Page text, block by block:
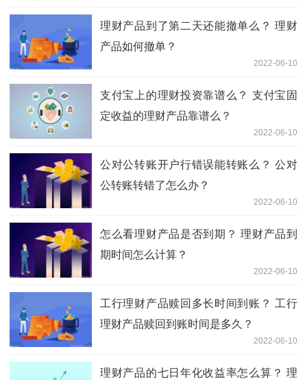
理财产品到了第二天还能撤单么？ 理财
产品如何撤单？
2022-06-10
支付宝上的理财投资靠谱么？ 支付宝固
定收益的理财产品靠谱么？
2022-06-10
公对公转账开户行错误能转账么？ 公对
公转账转错了怎么办？
2022-06-10
怎么看理财产品是否到期？ 理财产品到
期时间怎么计算？
2022-06-10
工行理财产品赎回多长时间到账？ 工行
理财产品赎回到账时间是多久？
2022-06-10
理财产品的七日年化收益率怎么算？ 理